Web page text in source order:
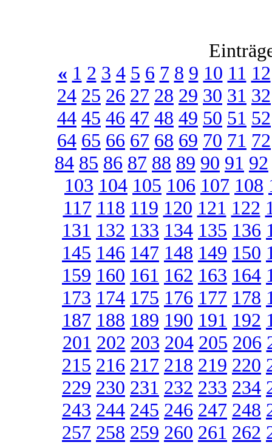
« 1 2 3 4 5 6 7 8 9 10 11 12
24 25 26 27 28 29 30 31 32
44 45 46 47 48 49 50 51 52
64 65 66 67 68 69 70 71 72
84 85 86 87 88 89 90 91 92
103 104 105 106 107 108
117 118 119 120 121 122
131 132 133 134 135 136
145 146 147 148 149 150
159 160 161 162 163 164
173 174 175 176 177 178
187 188 189 190 191 192
201 202 203 204 205 206
215 216 217 218 219 220
229 230 231 232 233 234
243 244 245 246 247 248
257 258 259 260 261 262